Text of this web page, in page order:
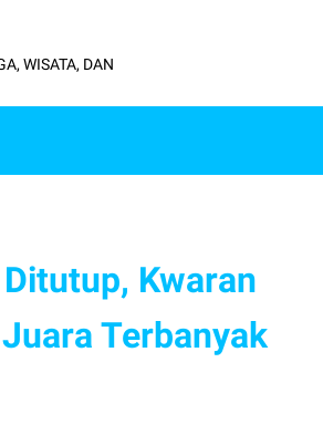
WISATA, DAN
Kwaran
Terbanyak